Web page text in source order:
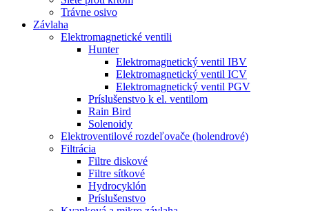
Trávne osivo
Závlaha
Elektromagnetické ventili
Hunter
Elektromagnetický ventil IBV
Elektromagnetický ventil ICV
Elektromagnetický ventil PGV
Príslušenstvo k el. ventilom
Rain Bird
Solenoidy
Elektroventilové rozdeľovače (holendrové)
Filtrácia
Filtre diskové
Filtre sítkové
Hydrocyklón
Príslušenstvo